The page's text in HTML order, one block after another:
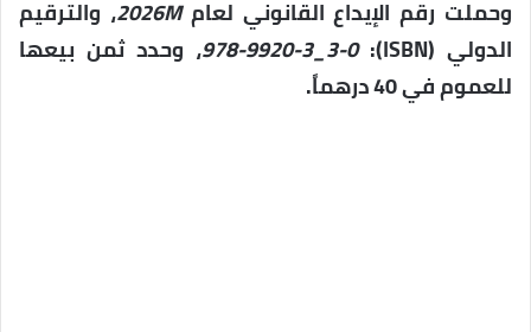
وحملت رقم الإيداع القانوني لعام2026M، والترقيم
الدولي (ISBN):
978-9920-3_3-0، وحدد ثمن بيعها
للعموم في40 درهماً .